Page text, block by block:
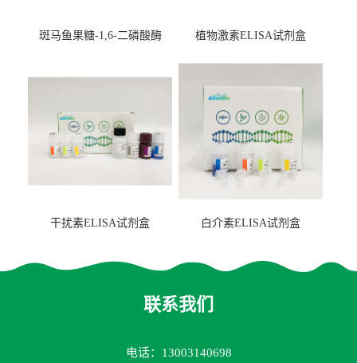
斑马鱼果糖-1,6-二磷酸酶
盒
植物激素ELISA试剂盒
干扰素ELISA试剂盒 白介素ELISA试剂盒
联系我们
电话：13003140698